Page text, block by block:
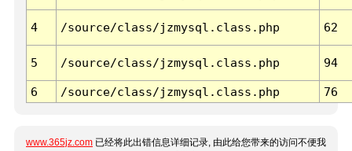
4 /source/class/jzmysql.class.php 62
5 /source/class/jzmysql.class.php 94
6 /source/class/jzmysql.class.php 76
www.365jz.com 已经将此出错信息详细记录, 由此给您带来的访问不便我